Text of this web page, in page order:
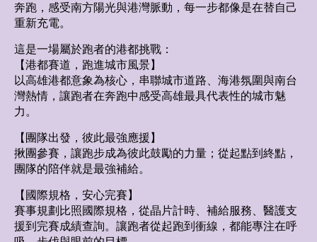
奔跑，感受南方陽光與港灣脈動，每一步都像是在替自己
重新充電。
這是一場屬於跑者的港都挑戰：
【港都賽道，跑進城市風景】
以高雄港都意象為核心，串聯城市道路、海港氛圍與南台
灣熱情，讓跑者在奔跑中感受高雄最具代表性的城市魅
力。
【團隊出發，彼此最強應援】
揪團參賽，讓跑步成為彼此鼓勵的力量；從起點到終點，
團隊的陪伴就是最強補給。
【國際規格，安心完賽】
賽事規劃比照國際規格，從晶片計時、補給服務、醫護支
援到完賽成績查詢。讓跑者從起跑到衝線，都能專注在呼